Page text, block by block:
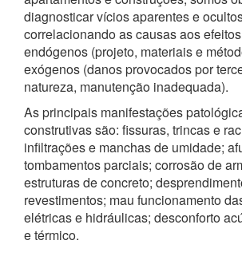
diagnosticar vícios aparentes e
correlacionando as causas aos
endógenos (projeto, materiais e
exógenos (danos provocados por
natureza, manutenção inadequada).
As principais manifestações
construtivas são: fissuras, trincas e
infiltrações e manchas de umidade;
tombamentos parciais; corrosão de
estruturas de concreto;
revestimentos; mau funcionamento
elétricas e hidráulicas; desconforto
e térmico.